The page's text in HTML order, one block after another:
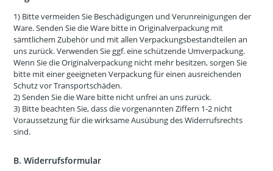
1) Bitte vermeiden Sie Beschädigungen und Verunreinigungen der
Ware. Senden Sie die Ware bitte in Originalverpackung mit
sämtlichem Zubehör und mit allen Verpackungsbestandteilen an
uns zurück. Verwenden Sie ggf. eine schützende Umverpackung.
Wenn Sie die Originalverpackung nicht mehr besitzen, sorgen Sie
bitte mit einer geeigneten Verpackung für einen ausreichenden
Schutz vor Transportschäden.
2) Senden Sie die Ware bitte nicht unfrei an uns zurück.
3) Bitte beachten Sie, dass die vorgenannten Ziffern 1-2 nicht
Voraussetzung für die wirksame Ausübung des Widerrufsrechts
sind.
B. Widerrufsformular